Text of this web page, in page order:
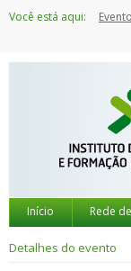
paraVocê está aqui:
Início Rede
Detalhes do evento